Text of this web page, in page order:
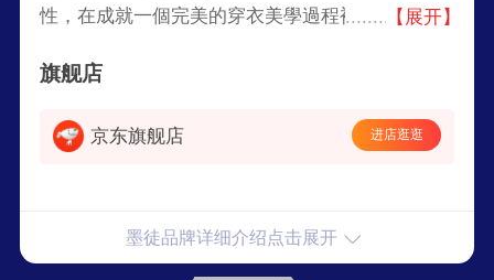
性，在成就一個完美的穿衣美學過程裡，一雙優質
MOTU轻奢名品悉心滿足了每一位優雅紳士的需
【展开】
旗舰店
京东旗舰店 进店逛逛
墨徒品牌详细介绍点击展开